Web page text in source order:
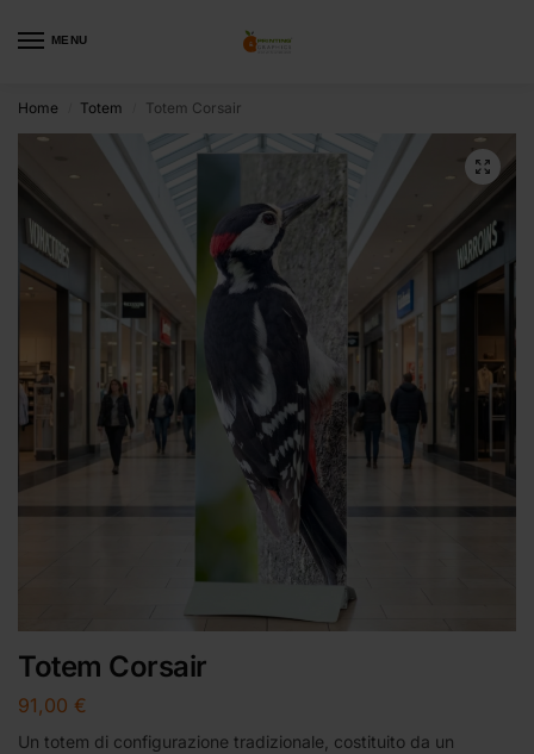
MENU
Home Totem Totem Corsair
Totem Corsair
91,00 €
Un totem di configurazione tradizionale, costituito da un